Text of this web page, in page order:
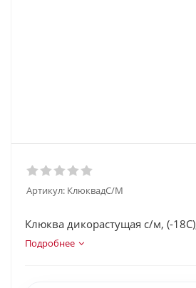
Артикул: КлюквадС/М
Клюква дикорастущая с/м, (-
Подробнее